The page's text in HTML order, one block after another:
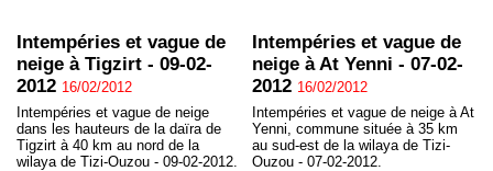
Intempéries et vague de
neige à Tigzirt - 09-02-
2012 16/02/2012
Intempéries et vague de neige
dans les hauteurs de la daïra de
Tigzirt à 40 km au nord de la
wilaya de Tizi-Ouzou - 09-02-2012.
Intempéries et vague de
neige à At Yenni - 07-02-
2012 16/02/2012
Intempéries et vague de neige à At
Yenni, commune située à 35 km
au sud-est de la wilaya de Tizi-
Ouzou - 07-02-2012.